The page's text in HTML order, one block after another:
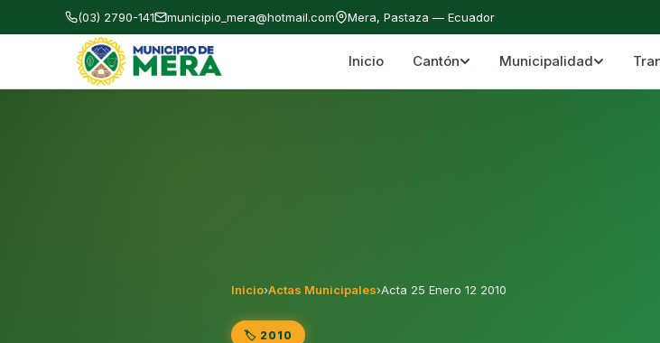
(03) 2790-141 municipio_mera@hotmail.com Mera, Pastaza — Ecuador
Gobierno Autónomo Descentralizado Municipal del Cantón Mera Cantón Mera ·
Inicio Cantón Municipalidad
Inicio›Actas Municipales›Acta 25 Enero 12 2010
🏷️ 2010